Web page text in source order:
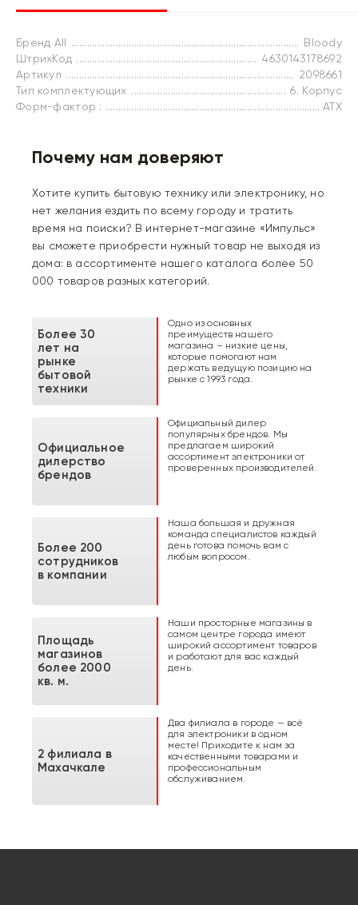
Бренд All
Bloody
ШтрихКод
4630143178692
Артикул
2098661
Тип комплектующих
6. Корпус
Форм-фактор :
ATX
Почему нам доверяют
Хотите купить бытовую технику или электронику, но
нет желания ездить по всему городу и тратить
время на поиски? В интернет-магазине «Импульс»
вы сможете приобрести нужный товар не выходя из
дома: в ассортименте нашего каталога более 50
000 товаров разных категорий.
Более 30
лет на
рынке
бытовой
техники
Одно из основных
преимуществ нашего
магазина – низкие цены,
которые помогают нам
держать ведущую позицию на
рынке с 1993 года.
Официальное
дилерство
брендов
Официальный дилер
популярных брендов. Мы
предлагаем широкий
ассортимент электроники от
проверенных производителей.
Более 200
сотрудников
в компании
Наша большая и дружная
команда специалистов каждый
день готова помочь вам с
любым вопросом.
Площадь
магазинов
более 2000
кв. м.
Наши просторные магазины в
самом центре города имеют
широкий ассортимент товаров
и работают для вас каждый
день.
2 филиала в
Махачкале
Два филиала в городе — всё
для электроники в одном
месте! Приходите к нам за
качественными товарами и
профессиональным
обслуживанием.